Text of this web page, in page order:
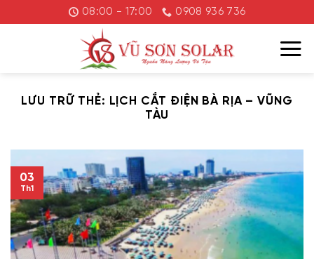
đến
08:00 - 17:00 0908 936 736
LƯU TRỮ THẺ: LỊCH CẮT ĐIỆN BÀ RỊA – VŨNG
TÀU
03
Th1